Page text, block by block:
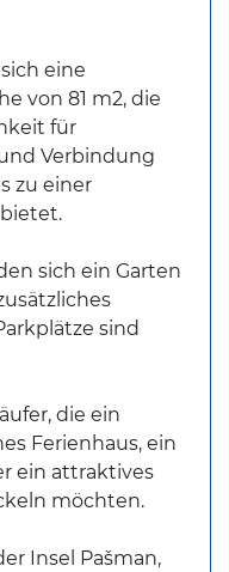
eine
von 81 m2, die
für
Verbindung
zu einer
sich ein Garten
sind
die ein
Ferienhaus, ein
ein attraktives
möchten.
Insel Pašman,